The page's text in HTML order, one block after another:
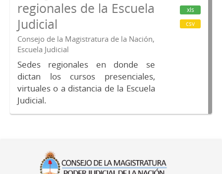
regionales de la Escuela
Judicial
Consejo de la Magistratura de la Nación,
Escuela Judicial
Sedes regionales en donde se
dictan los cursos presenciales,
virtuales o a distancia de la Escuela
Judicial.
xls
csv